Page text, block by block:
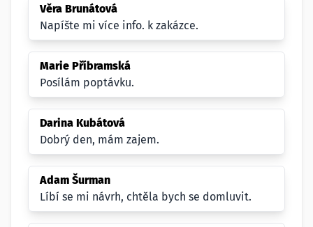
Věra Brunátová
Napíšte mi více info. k zakázce.
Marie Příbramská
Posílám poptávku.
Darina Kubátová
Dobrý den, mám zajem.
Adam Šurman
Líbí se mi návrh, chtěla bych se domluvit.